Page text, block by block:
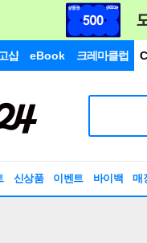
샵 eBook 크레마클럽
신상품 이벤트 바이백 매